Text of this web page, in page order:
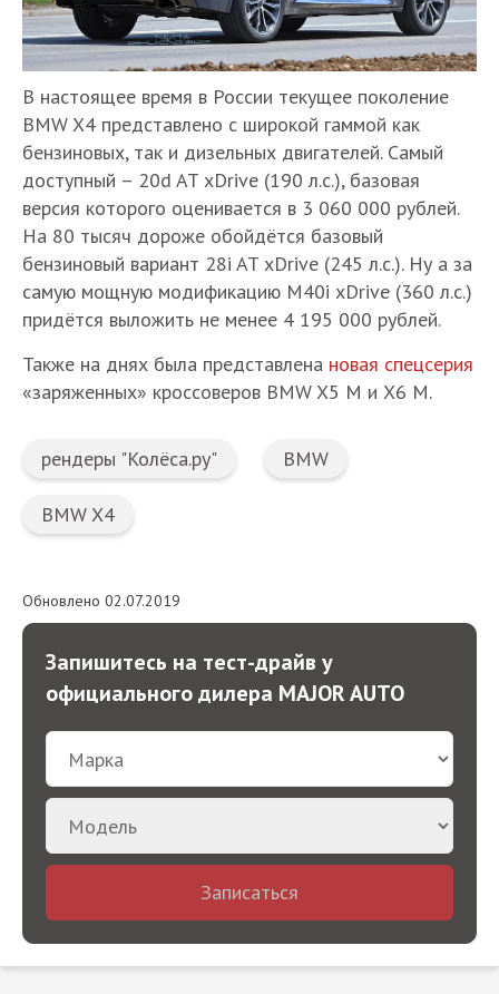
В настоящее время в России текущее поколение
BMW X4 представлено с широкой гаммой как
бензиновых, так и дизельных двигателей. Самый
доступный – 20d AT xDrive (190 л.с.), базовая
версия которого оценивается в 3 060 000 рублей.
На 80 тысяч дороже обойдётся базовый
бензиновый вариант 28i AT xDrive (245 л.с.). Ну а за
самую мощную модификацию М40i xDrive (360 л.с.)
придётся выложить не менее 4 195 000 рублей.
Также на днях была представлена новая спецсерия
«заряженных» кроссоверов BMW X5 M и X6 M.
рендеры "Колёса.ру" BMW
BMW X4
Обновлено 02.07.2019
Запишитесь на тест-драйв у
официального дилера MAJOR AUTO
Записаться